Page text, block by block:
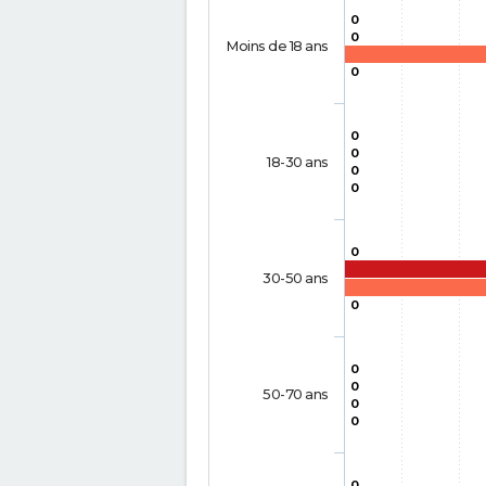
0
0
0
0
0
0
0
0
0
0
0
0
0
Moins de 18 ans
18-30 ans
30-50 ans
50-70 ans